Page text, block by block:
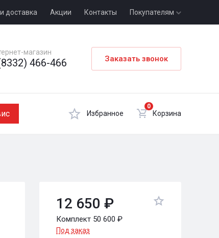
доставка Акции Контакты Покупателям
магазин
466-466 Заказать звонок
Избранное
0
Корзина
12 650 ₽
Комплект 50 600 ₽
Под заказ